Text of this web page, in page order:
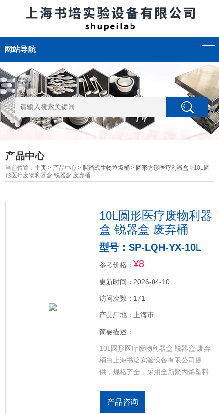
网站导航
产品中心
当前位置： 主页 > 产品中心 > 脚踏式生物垃圾桶 > 圆形方形医疗利器盒 >10L圆
形医疗废物利器盒 锐器盒 废弃桶
10L圆形医疗废物利器
盒 锐器盒 废弃桶
型号：SP-LQH-YX-10L
参考价格： ¥8
更新时间：2026-04-10
访问次数：171
产品厂地：上海市
简要描述：
10L圆形医疗废物利器盒 锐器盒 废弃
桶由上海书培实验设备有限公司提
供，规格齐全，采用全新聚丙烯塑料
温焚烧、封闭后无法以在不破坏的情
产品咨询